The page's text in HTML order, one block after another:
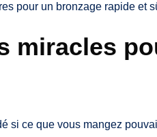
pour un bronzage rapide et
miracles
si ce que vous mangez